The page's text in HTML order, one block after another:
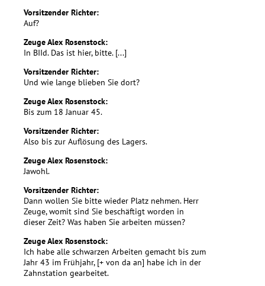
Vorsitzender Richter:
Auf?
Zeuge Alex Rosenstock:
In BIId. Das ist hier, bitte. [...]
Vorsitzender Richter:
Und wie lange blieben Sie dort?
Zeuge Alex Rosenstock:
Bis zum 18 Januar 45.
Vorsitzender Richter:
Also bis zur Auflösung des Lagers.
Zeuge Alex Rosenstock:
Jawohl.
Vorsitzender Richter:
Dann wollen Sie bitte wieder Platz nehmen. Herr
Zeuge, womit sind Sie beschäftigt worden in
dieser Zeit? Was haben Sie arbeiten müssen?
Zeuge Alex Rosenstock:
Ich habe alle schwarzen Arbeiten gemacht bis zum
Jahr 43 im Frühjahr, [+ von da an] habe ich in der
Zahnstation gearbeitet.